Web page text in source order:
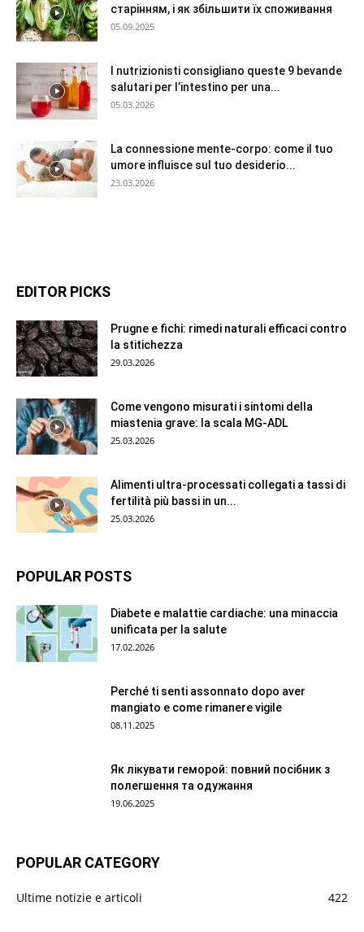
старінням, і як збільшити їх споживання
05.09.2025
I nutrizionisti consigliano queste 9 bevande
salutari per l’intestino per una...
05.03.2026
La connessione mente-corpo: come il tuo
umore influisce sul tuo desiderio...
23.03.2026
EDITOR PICKS
Prugne e fichi: rimedi naturali efficaci contro
la stitichezza
29.03.2026
Come vengono misurati i sintomi della
miastenia grave: la scala MG-ADL
25.03.2026
Alimenti ultra-processati collegati a tassi di
fertilità più bassi in un...
25.03.2026
POPULAR POSTS
Diabete e malattie cardiache: una minaccia
unificata per la salute
17.02.2026
Perché ti senti assonnato dopo aver
mangiato e come rimanere vigile
08.11.2025
Як лікувати геморой: повний посібник з
полегшення та одужання
19.06.2025
POPULAR CATEGORY
Ultime notizie e articoli 422